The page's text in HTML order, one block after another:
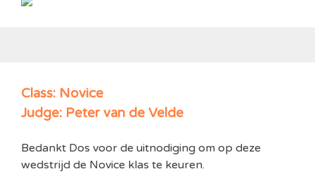
Class: Novice
Judge: Peter van de Velde
Bedankt Dos voor de uitnodiging om op deze
wedstrijd de Novice klas te keuren.